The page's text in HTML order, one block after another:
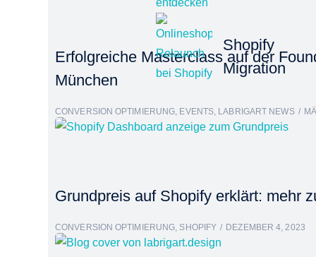
Shopify
Migration
Erfolgreiche Masterclass auf der
München
CONVERSION OPTIMIERUNG, EVENTS, LABRIGART NEWS
Grundpreis auf Shopify erklärt: mehr
CONVERSION OPTIMIERUNG, SHOPIFY DEZEMBER 4, 2023